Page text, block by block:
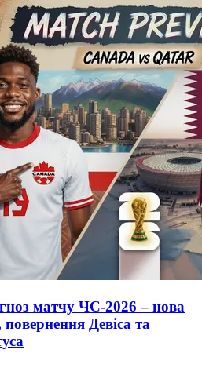
матчу ЧС-2026 – нова
повернення Девіса та